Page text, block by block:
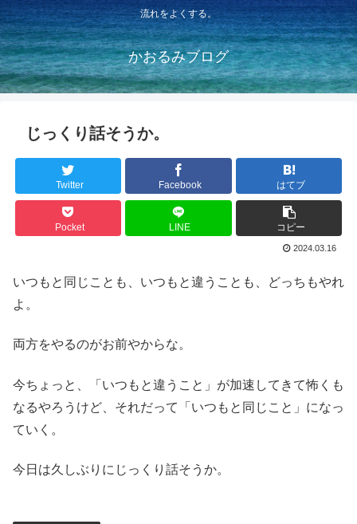
流れをよくする。
かおるみブログ
じっくり話そうか。
Twitter Facebook はてブ
Pocket LINE コピー
2024.03.16
いつもと同じことも、いつもと違うことも、どっちもやれ
よ。
両方をやるのがお前やからな。
今ちょっと、「いつもと違うこと」が加速してきて怖くも
なるやろうけど、それだって「いつもと同じこと」になっ
ていく。
今日は久しぶりにじっくり話そうか。